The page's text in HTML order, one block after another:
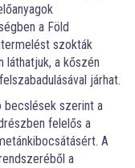
a Föld
szokták
láthatjuk, a kőszén
járhat.
szerint a
felelős a
A
a